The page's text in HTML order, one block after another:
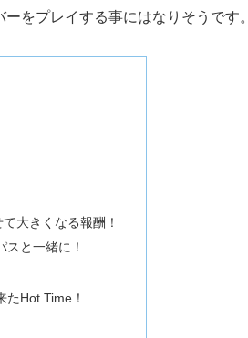
をプレイする事にはなりそうです。
大きくなる報酬！
と一緒に！
Hot Time！